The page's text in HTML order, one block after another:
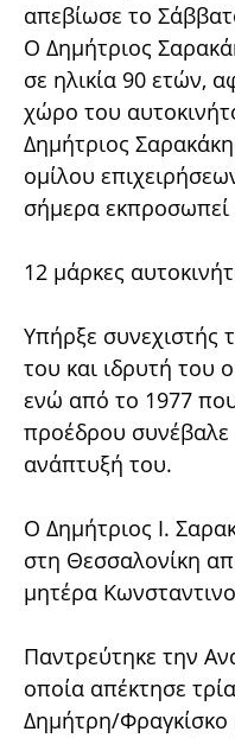
απεβίωσε το
Ο Δημήτριος
σε ηλικία 90 ετών,
χώρο του
Δημήτριος
ομίλου
σήμερα
12 μάρκες
Υπήρξε συνεχιστής
του και ιδρυτή του
ενώ από το 1977
προέδρου συνέβαλε
ανάπτυξή του.
Ο Δημήτριος I.
στη Θεσσαλονίκη
μητέρα
Παντρεύτηκε την
οποία απέκτησε
Δημήτρη/Φραγκίσκο